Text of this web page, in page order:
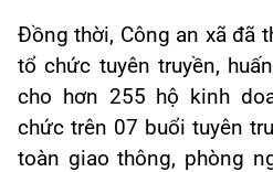
Đồng thời, Công an xã đã
tổ chức tuyên truyền,
cho hơn 255 hộ kinh
chức trên 07 buổi tuyên
toàn giao thông, phòng